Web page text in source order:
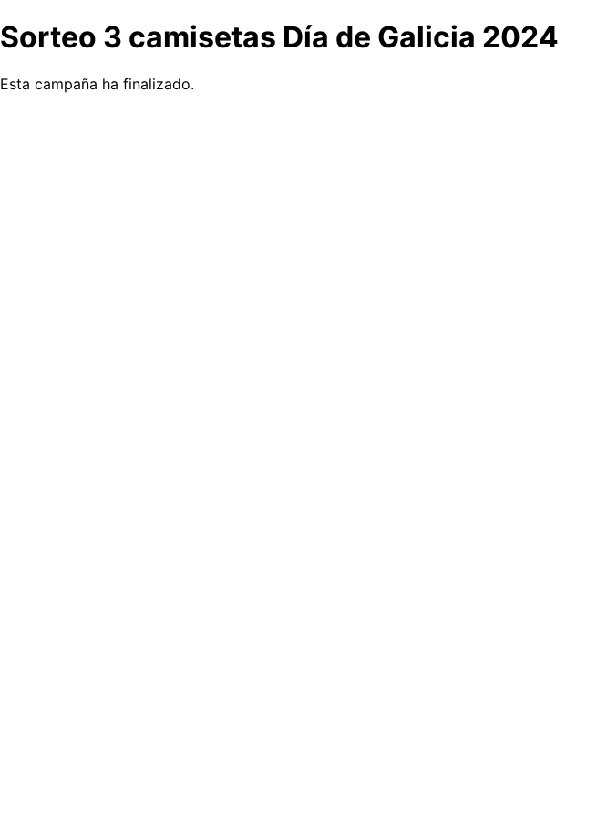
Sorteo 3 camisetas Día de Galicia 2024
Esta campaña ha finalizado.